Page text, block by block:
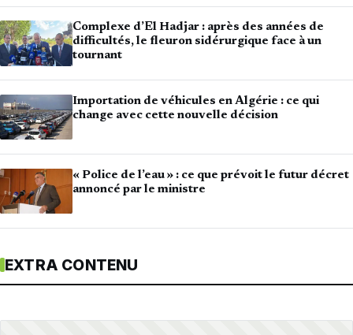
Complexe d’El Hadjar : après des années de
difficultés, le fleuron sidérurgique face à un
tournant
Importation de véhicules en Algérie : ce qui
change avec cette nouvelle décision
« Police de l’eau » : ce que prévoit le futur décret
annoncé par le ministre
EXTRA CONTENU